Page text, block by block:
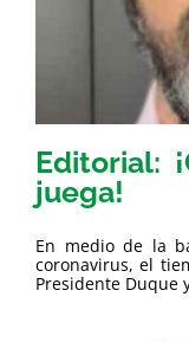
Editorial:
juega!
En medio de la
coronavirus, el
Presidente Duque